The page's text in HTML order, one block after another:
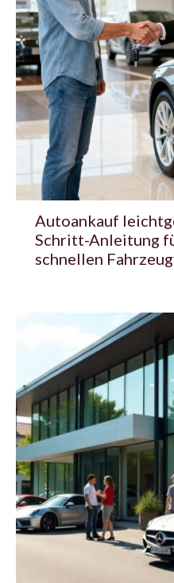
Autoankauf
Schritt-Anleitung
schnellen